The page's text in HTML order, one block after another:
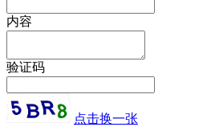
内容
验证码
点击换一张